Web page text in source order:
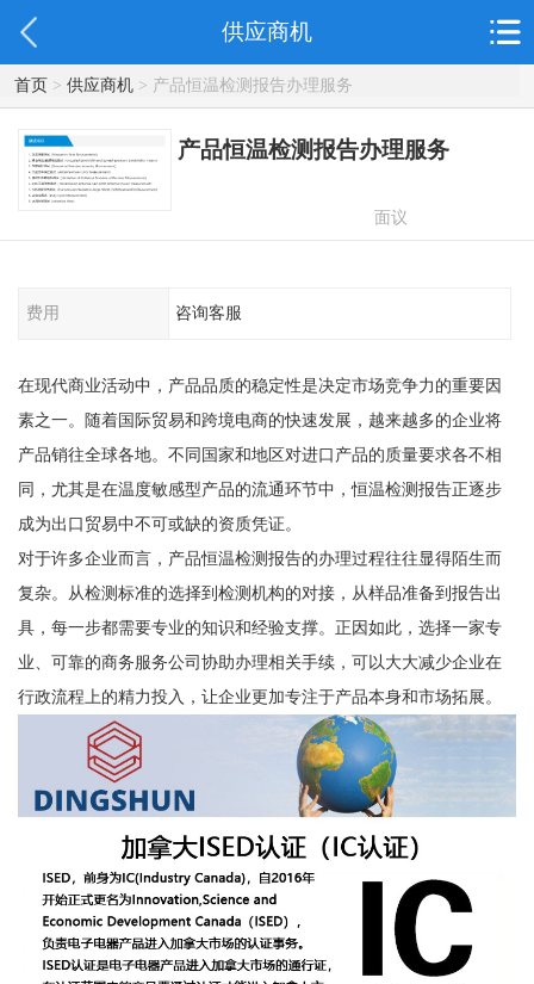
供应商机
首页> 供应商机> 产品恒温检测报告办理服务
产品恒温检测报告办理服务
面议
费用 咨询客服
在现代商业活动中，产品品质的稳定性是决定市场竞争力的重要因
素之一。随着国际贸易和跨境电商的快速发展，越来越多的企业将
产品销往全球各地。不同国家和地区对进口产品的质量要求各不相
同，尤其是在温度敏感型产品的流通环节中，恒温检测报告正逐步
成为出口贸易中不可或缺的资质凭证。
对于许多企业而言，产品恒温检测报告的办理过程往往显得陌生而
复杂。从检测标准的选择到检测机构的对接，从样品准备到报告出
具，每一步都需要专业的知识和经验支撑。正因如此，选择一家专
业、可靠的商务服务公司协助办理相关手续，可以大大减少企业在
行政流程上的精力投入，让企业更加专注于产品本身和市场拓展。